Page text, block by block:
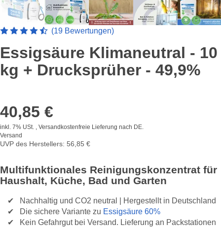
Artikelbewertung: 4.8947368421053 von 5 Sterne
(19 Bewertungen)
Essigsäure Klimaneutral - 10
kg + Drucksprüher - 49,9%
40,85 €
inkl. 7% USt. , Versandkostenfreie Lieferung nach DE.
Versand
UVP des Herstellers: 56,85 €
Multifunktionales Reinigungskonzentrat für
Haushalt, Küche, Bad und Garten
Nachhaltig und CO2 neutral | Hergestellt in Deutschland
Die sichere Variante zu Essigsäure 60%
Kein Gefahrgut bei Versand. Lieferung an Packstationen